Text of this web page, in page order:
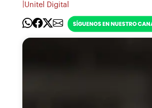
Unitel Digital